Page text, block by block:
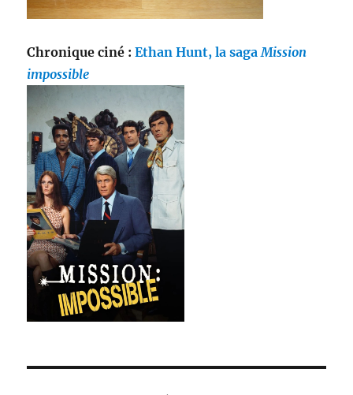
Chronique ciné :Ethan Hunt, la saga Mission
impossible